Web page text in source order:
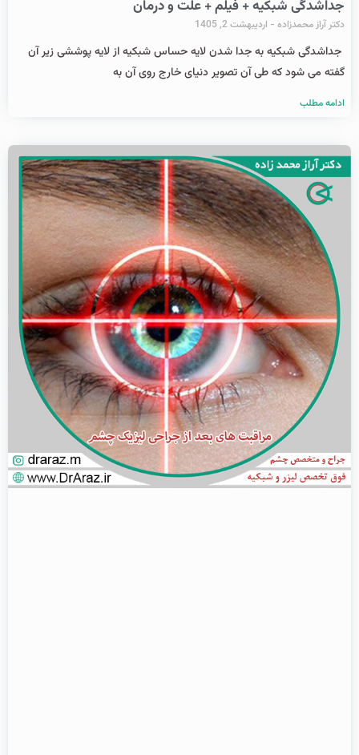
جداشدگی شبکیه + فیلم + علت و درمان
دکتر آراز محمدزاده اردیبهشت 2, 1405
جداشدگی شبکیه به جدا شدن لایه حساس شبکیه از لایه پوششی زیر آن
گفته می شود که طی آن تصویر دنیای خارج روی آن به
ادامه مطلب